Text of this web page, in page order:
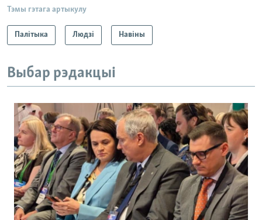
Тэмы гэтага артыкулу
Палітыка Людзі Навіны
Выбар рэдакцыі